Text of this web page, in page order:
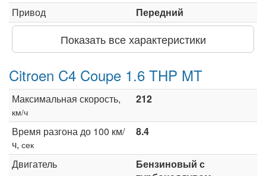
Привод
Передний
Показать все характеристики
Citroen C4 Coupe 1.6 THP MT
Максимальная скорость,
км/ч
212
Время разгона до 100 км/
ч, сек
8.4
Двигатель
Бензиновый с